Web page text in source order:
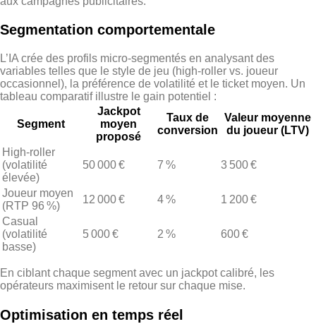
Segmentation comportementale
L’IA crée des profils micro‑segmentés en analysant des
variables telles que le style de jeu (high‑roller vs. joueur
occasionnel), la préférence de volatilité et le ticket moyen. Un
tableau comparatif illustre le gain potentiel :
Segment
Jackpot
moyen
proposé
Taux de
conversion
Valeur moyenne
du joueur (LTV)
High‑roller
(volatilité
élevée)
50 000 € 7 % 3 500 €
Joueur moyen
(RTP 96 %)
12 000 € 4 %
1 200 €
Casual
(volatilité
basse)
5 000 € 2 % 600 €
En ciblant chaque segment avec un jackpot calibré, les
opérateurs maximisent le retour sur chaque mise.
Optimisation en temps réel